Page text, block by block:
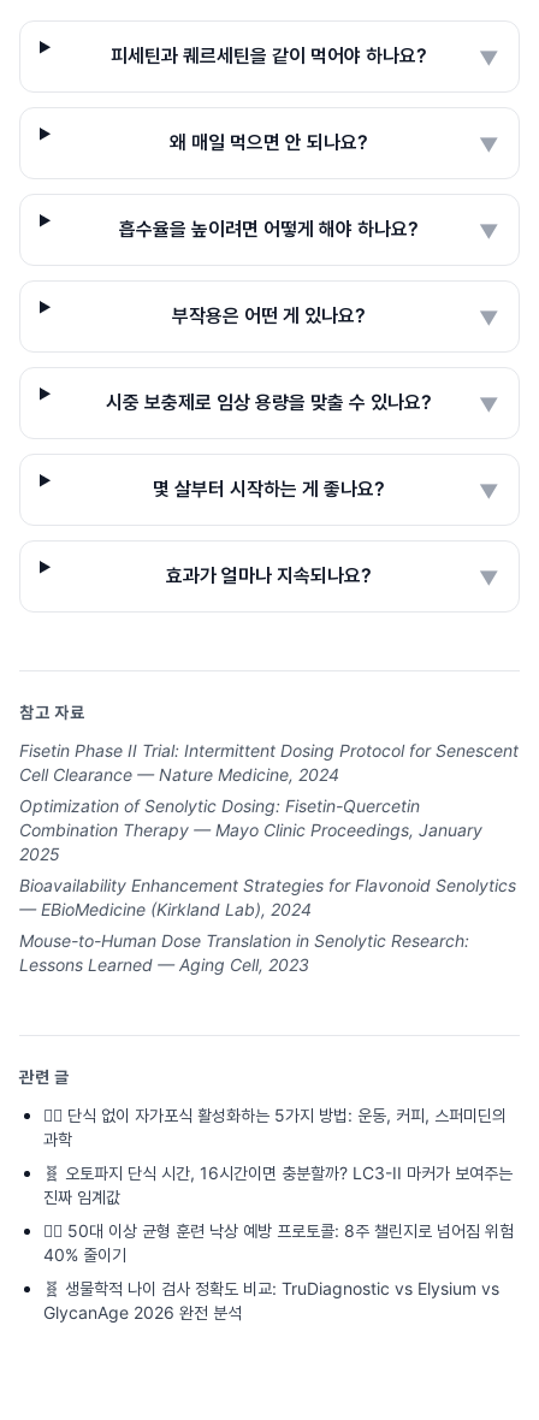
피세틴과 퀘르세틴을 같이 먹어야 하나요? ▼
왜 매일 먹으면 안 되나요? ▼
흡수율을 높이려면 어떻게 해야 하나요? ▼
부작용은 어떤 게 있나요? ▼
시중 보충제로 임상 용량을 맞출 수 있나요? ▼
몇 살부터 시작하는 게 좋나요? ▼
효과가 얼마나 지속되나요? ▼
참고 자료
Fisetin Phase II Trial: Intermittent Dosing Protocol for Senescent
Cell Clearance — Nature Medicine, 2024
Optimization of Senolytic Dosing: Fisetin-Quercetin
Combination Therapy — Mayo Clinic Proceedings, January
2025
Bioavailability Enhancement Strategies for Flavonoid Senolytics
— EBioMedicine (Kirkland Lab), 2024
Mouse-to-Human Dose Translation in Senolytic Research:
Lessons Learned — Aging Cell, 2023
관련 글
🏃‍♂️ 단식 없이 자가포식 활성화하는 5가지 방법: 운동, 커피, 스퍼미딘의
과학
🧬 오토파지 단식 시간, 16시간이면 충분할까? LC3-II 마커가 보여주는
진짜 임계값
🏃‍♂️ 50대 이상 균형 훈련 낙상 예방 프로토콜: 8주 챌린지로 넘어짐 위험
40% 줄이기
🧬 생물학적 나이 검사 정확도 비교: TruDiagnostic vs Elysium vs
GlycanAge 2026 완전 분석